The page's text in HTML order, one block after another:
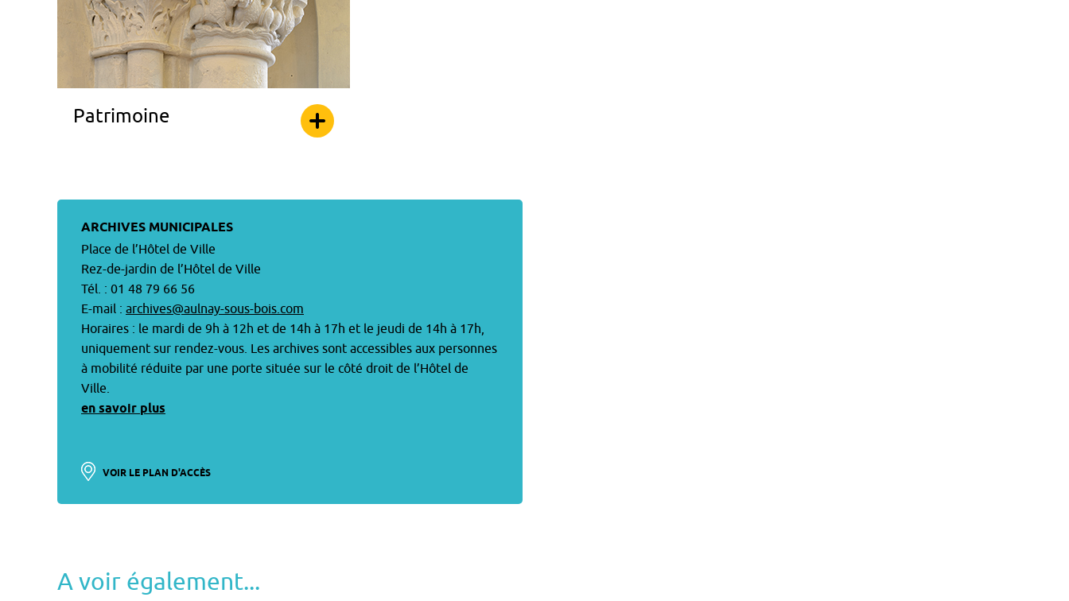
Patrimoine
ARCHIVES MUNICIPALES
Place de l’Hôtel de Ville
Rez-de-jardin de l’Hôtel de Ville
Tél. : 01 48 79 66 56
E-mail : archives@aulnay-sous-bois.com
Horaires : le mardi de 9h à 12h et de 14h à 17h et le jeudi de 14h à 17h,
uniquement sur rendez-vous. Les archives sont accessibles aux personnes
à mobilité réduite par une porte située sur le côté droit de l’Hôtel de
Ville.
en savoir plus
VOIR LE PLAN D'ACCÈS
A voir également...